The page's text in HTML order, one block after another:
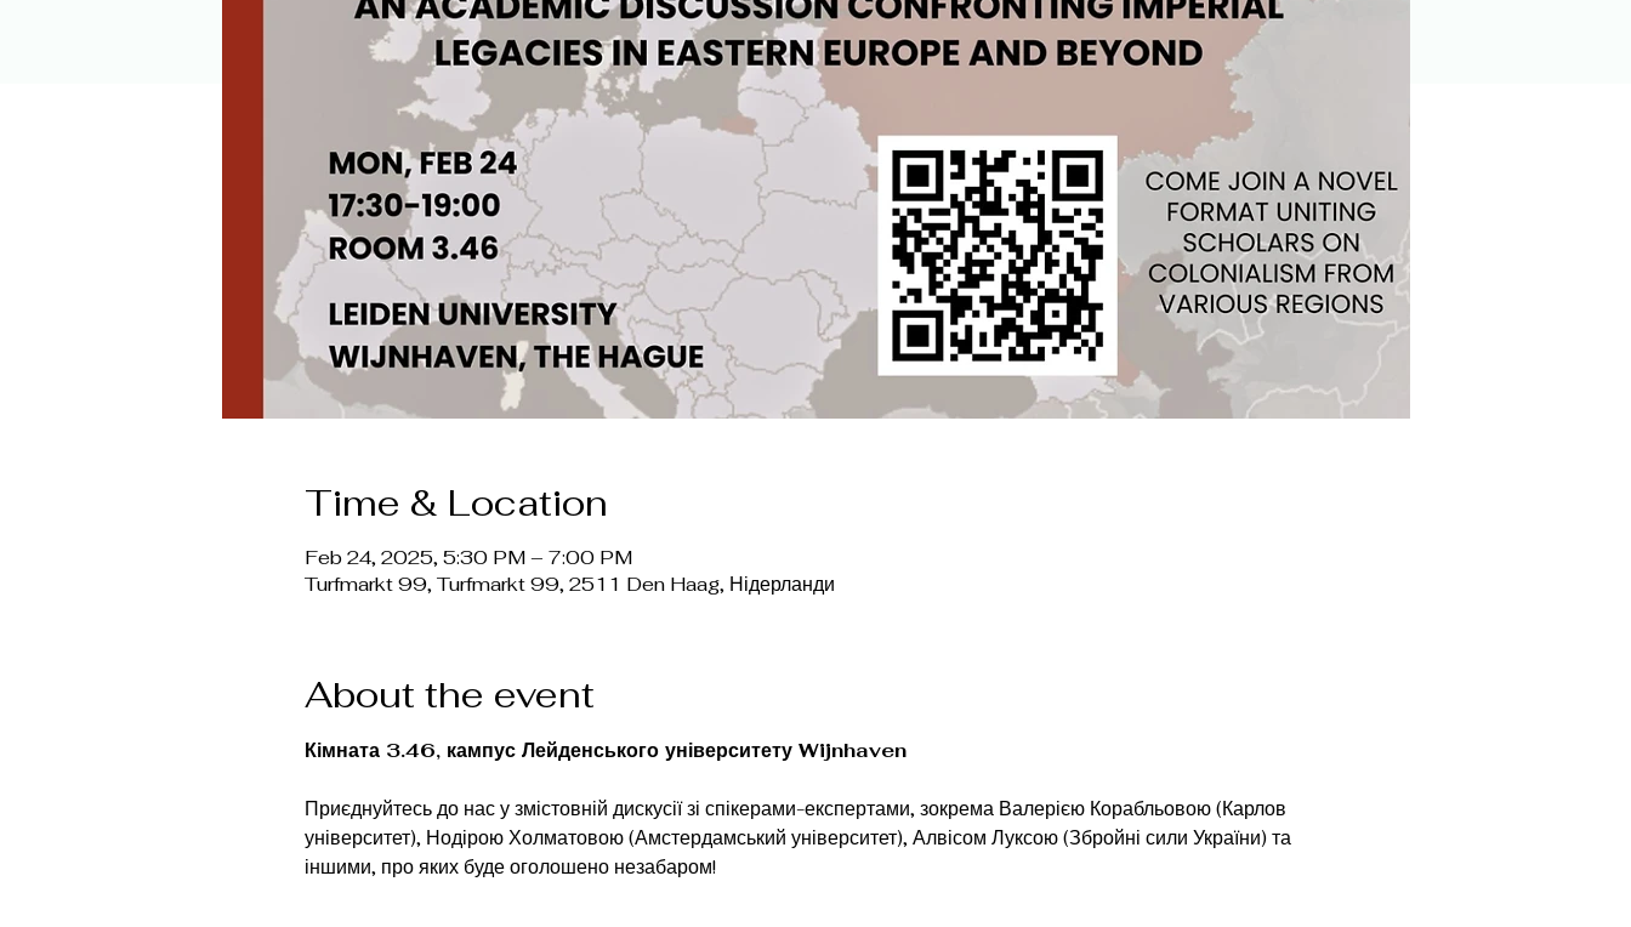
Time & Location
Feb 24, 2025, 5:30 PM – 7:00 PM
Turfmarkt 99, Turfmarkt 99, 2511 Den Haag, Нідерланди
About the event
Кімната 3.46, кампус Лейденського університету Wijnhaven
Приєднуйтесь до нас у змістовній дискусії зі спікерами-експертами, зокрема Валерією Корабльовою (Карлов
університет), Нодірою Холматовою (Амстердамський університет), Алвісом Луксою (Збройні сили України) та
іншими, про яких буде оголошено незабаром!